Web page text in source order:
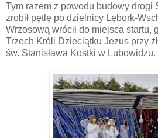
Tym razem z powodu budowy drogi
zrobił pętlę po dzielnicy Lębork-
Wrzosową wrócił do miejsca startu,
Trzech Króli Dzieciątku Jezus przy
św. Stanisława Kostki w Lubowidzu.